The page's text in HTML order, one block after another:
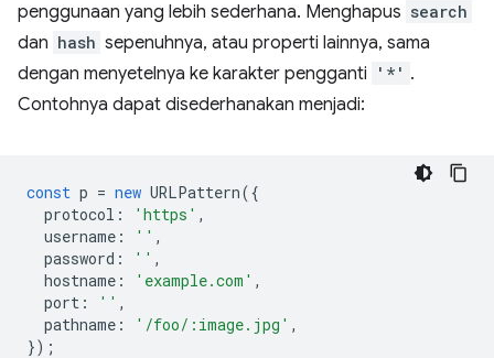
penggunaan yang lebih sederhana. Menghapus search
dan hash sepenuhnya, atau properti lainnya, sama
dengan menyetelnya ke karakter pengganti
'*' .
Contohnya dapat disederhanakan menjadi:
const p = new URLPattern({
protocol : 'https' ,
username : '' ,
password : '' ,
hostname : 'example.com' ,
port : '' ,
pathname : '/foo/:image.jpg' ,
});